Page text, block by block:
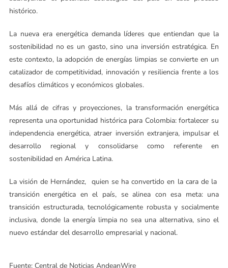
histórico.
La nueva era energética demanda líderes que entiendan que la
sostenibilidad no es un gasto, sino una inversión estratégica. En
este contexto, la adopción de energías limpias se convierte en un
catalizador de competitividad, innovación y resiliencia frente a los
desafíos climáticos y económicos globales.
Más allá de cifras y proyecciones, la transformación energética
representa una oportunidad histórica para Colombia: fortalecer su
independencia energética, atraer inversión extranjera, impulsar el
desarrollo regional y consolidarse como referente en
sostenibilidad en América Latina.
La visión de Hernández, quien se ha convertido en la cara de la
transición energética en el país, se alinea con esa meta: una
transición estructurada, tecnológicamente robusta y socialmente
inclusiva, donde la energía limpia no sea una alternativa, sino el
nuevo estándar del desarrollo empresarial y nacional.
Fuente: Central de Noticias AndeanWire